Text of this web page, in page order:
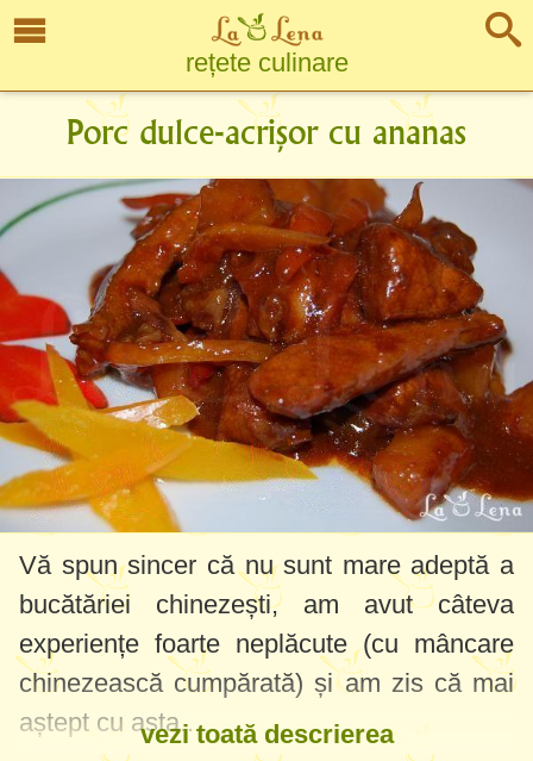
rețete culinare
Porc dulce-acrișor cu ananas
Vă spun sincer că nu sunt mare adeptă a
bucătăriei chinezești, am avut câteva
experiențe foarte neplăcute (cu mâncare
chinezească cumpărată) și am zis că mai
aștept cu asta....vezi toată descrierea